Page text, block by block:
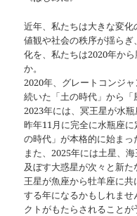
近年、私たちは大きな変
値観や社会の秩序が揺ら
化を、私たちは2020年か
か。
2020年、グレートコンジ
続いた「土の時代」から
2023年には、冥王星が水
昨年11月に完全に水瓶座
の時代」が本格的に始まっ
また、2025年には土星、
及ぼす大惑星が次々と新
王星が魚座から牡羊座に
する年になるかもしれま
クトがもたらされることが